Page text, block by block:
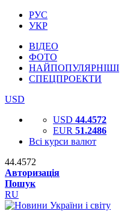
РУС
УКР
ВІДЕО
ФОТО
НАЙПОПУЛЯРНІШІ
СПЕЦПРОЕКТИ
USD
USD 44.4572
EUR 51.2486
Всі курси валют
44.4572
Авторизація
Пошук
RU